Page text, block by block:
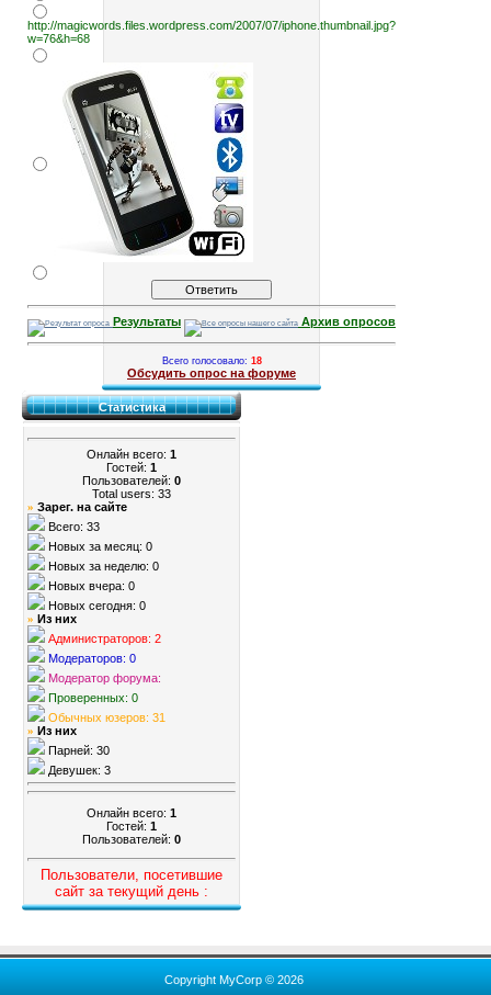
http://magicwords.files.wordpress.com/2007/07/iphone.thumbnail.jpg?
w=76&h=68
Результаты Архив опросов
Всего голосовало: 18
Обсудить опрос на форуме
Статистика
Онлайн всего: 1
Гостей: 1
Пользователей: 0
Total users: 33
» Зарег. на сайте
Всего: 33
Новых за месяц: 0
Новых за неделю: 0
Новых вчера: 0
Новых сегодня: 0
» Из них
Администраторов: 2
Модераторов: 0
Модератор форума:
Проверенных: 0
Обычных юзеров: 31
» Из них
Парней: 30
Девушек: 3
Онлайн всего: 1
Гостей: 1
Пользователей: 0
Пользователи, посетившие
сайт за текущий день :
Copyright MyCorp © 2026